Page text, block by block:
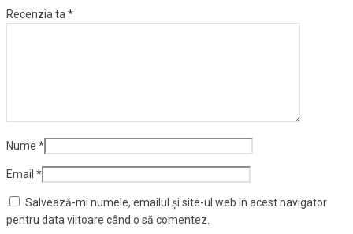
Recenzia ta*
Nume *
Email *
Salvează-mi numele, emailul și site-ul web în acest navigator
pentru data viitoare când o să comentez.